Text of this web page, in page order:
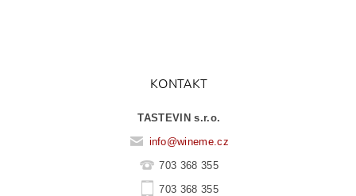
KONTAKT
TASTEVIN s.r.o.
info@wineme.cz
703 368 355
703 368 355